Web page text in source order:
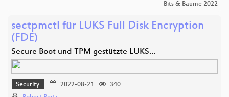
Bits & Bäume 2022
sectpmctl für LUKS Full Disk Encryption
(FDE)
Secure Boot und TPM gestützte LUKS…
Security 2022-08-21
340